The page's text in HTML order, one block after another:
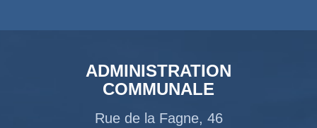
ADMINISTRATION
COMMUNALE
Rue de la Fagne, 46